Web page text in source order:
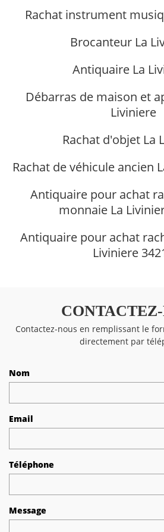
Rachat instrument
Brocanteur La
Antiquaire La
Débarras de maison et
Liviniere
Rachat d'objet La
Rachat de véhicule ancien
Antiquaire pour achat
monnaie La
Antiquaire pour achat
Liviniere
Contactez-nous en remplissant le
directement par
Nom
Email
Téléphone
Message